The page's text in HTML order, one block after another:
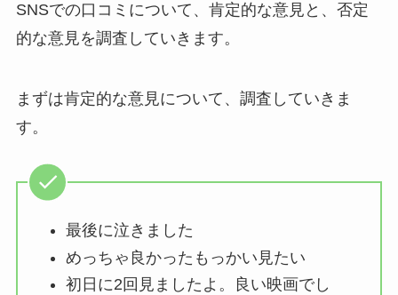
SNSでの口コミについて、肯定的な意見と、否定
的な意見を調査していきます。
まずは肯定的な意見について、調査していきま
す。
最後に泣きました
めっちゃ良かったもっかい見たい
初日に2回見ましたよ。良い映画でし